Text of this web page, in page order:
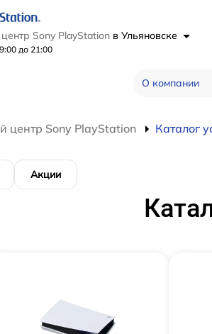
Sony PlayStation в Ульяновске
до 21:00
О компании
центр Sony PlayStation Каталог
Акции